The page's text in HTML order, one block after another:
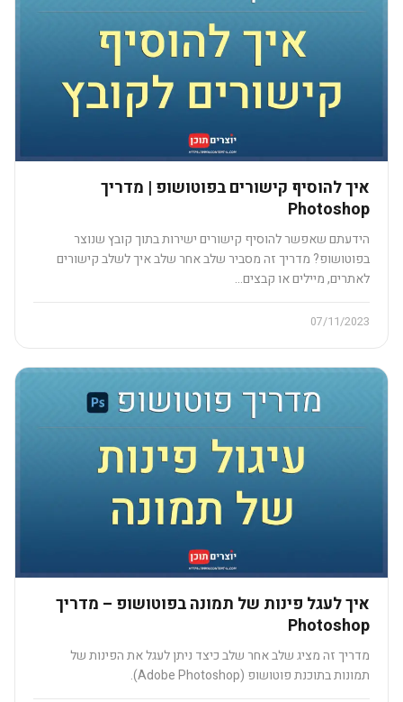
איך להוסיף קישורים בפוטושופ | מדריך
Photoshop
הידעתם שאפשר להוסיף קישורים ישירות בתוך קובץ שנוצר
בפוטושופ? מדריך זה מסביר שלב אחר שלב איך לשלב קישורים
לאתרים, מיילים או קבצים…
07/11/2023
איך לעגל פינות של תמונה בפוטושופ – מדריך
Photoshop
מדריך זה מציג שלב אחר שלב כיצד ניתן לעגל את הפינות של
תמונות בתוכנת פוטושופ (Adobe Photoshop).